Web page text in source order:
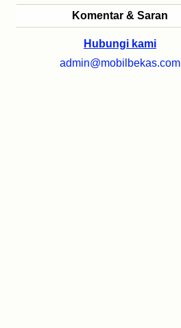
Komentar & Saran
Hubungi kami
admin@mobilbekas.com